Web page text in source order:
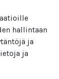
hallintaan
ja
ja